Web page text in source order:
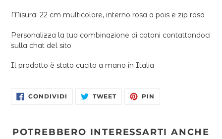
Misura: 22 cm multicolore, interno rosa a pois e zip rosa
Personalizza la tua combinazione di cotoni contattandoci
sulla chat del sito
Il prodotto è stato cucito a mano in Italia
CONDIVIDI CONDIVIDI
TWEETTWITTAPIN
POTREBBERO INTERESSARTI ANCHE